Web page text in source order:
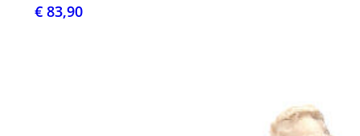
€ 83,90